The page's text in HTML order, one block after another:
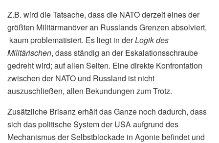
Z.B. wird die Tatsache, dass die NATO derzeit eines der
größten Militärmanöver an Russlands Grenzen absolviert,
kaum problematisiert. Es liegt in derLogik des
Militärischen, dass ständig an der Eskalationsschraube
gedreht wird; auf allen Seiten. Eine direkte Konfrontation
zwischen der NATO und Russland ist nicht
auszuschließen, allen Bekundungen zum Trotz.
Zusätzliche Brisanz erhält das Ganze noch dadurch, dass
sich das politische System der USA aufgrund des
Mechanismus der Selbstblockade in Agonie befindet und